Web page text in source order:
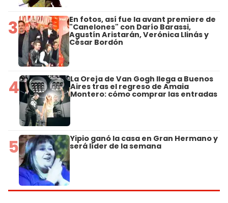
3 En fotos, así fue la avant premiere de
"Canelones" con Darío Barassi,
Agustín Aristarán, Verónica Llinás y
César Bordón
4 La Oreja de Van Gogh llega a Buenos
Aires tras el regreso de Amaia
Montero: cómo comprar las entradas
5 Yipio ganó la casa en Gran Hermano y
será líder de la semana